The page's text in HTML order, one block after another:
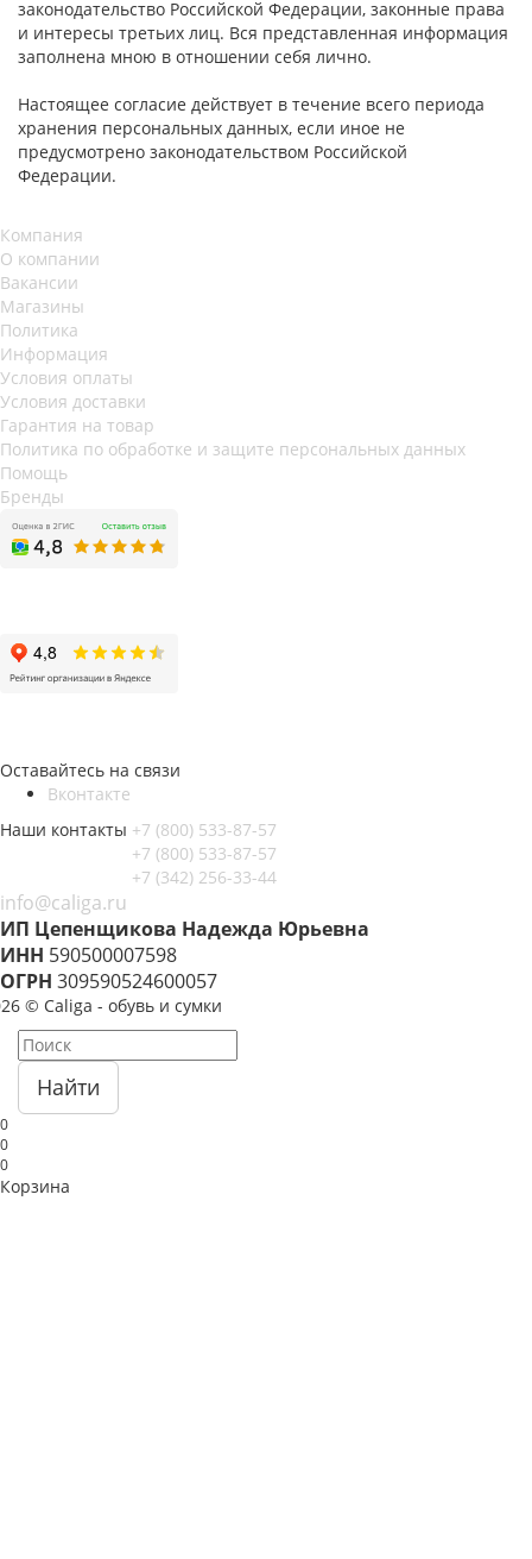
законодательство Российской Федерации, законные права
и интересы третьих лиц. Вся представленная информация
заполнена мною в отношении себя лично.
Настоящее согласие действует в течение всего периода
хранения персональных данных, если иное не
предусмотрено законодательством Российской
Федерации.
Компания
О компании
Вакансии
Магазины
Политика
Информация
Условия оплаты
Условия доставки
Гарантия на товар
Политика по обработке и защите персональных данных
Помощь
Бренды
Оставайтесь на связи
Вконтакте
Наши контакты +7 (800) 533-87-57
+7 (800) 533-87-57
+7 (342) 256-33-44
info@caliga.ru
ИП Цепенщикова Надежда Юрьевна
ИНН 590500007598
ОГРН 309590524600057
© Caliga - обувь и сумки
Найти
0
0
0
Корзина